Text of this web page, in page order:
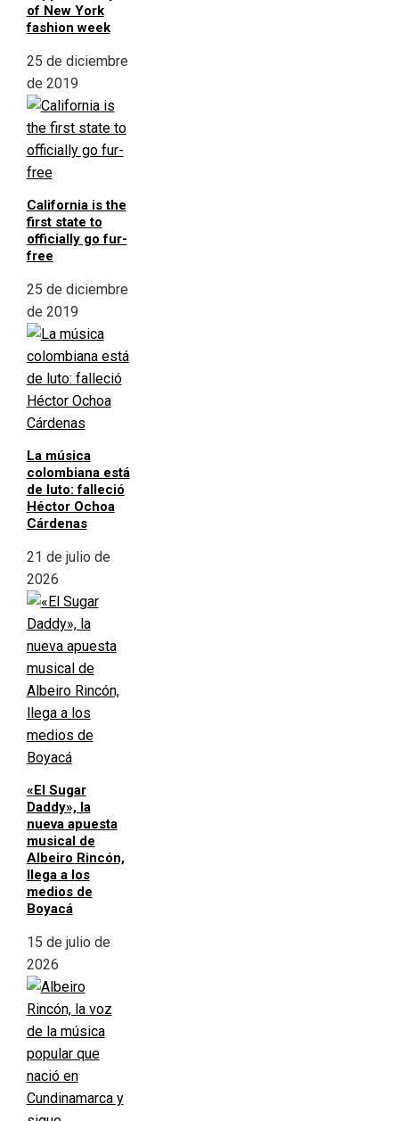
of New York
fashion week
25 de diciembre
de 2019
California is the
first state to
officially go fur-
free
25 de diciembre
de 2019
La música
colombiana está
de luto: falleció
Héctor Ochoa
Cárdenas
21 de julio de
2026
«El Sugar
Daddy», la
nueva apuesta
musical de
Albeiro Rincón,
llega a los
medios de
Boyacá
15 de julio de
2026